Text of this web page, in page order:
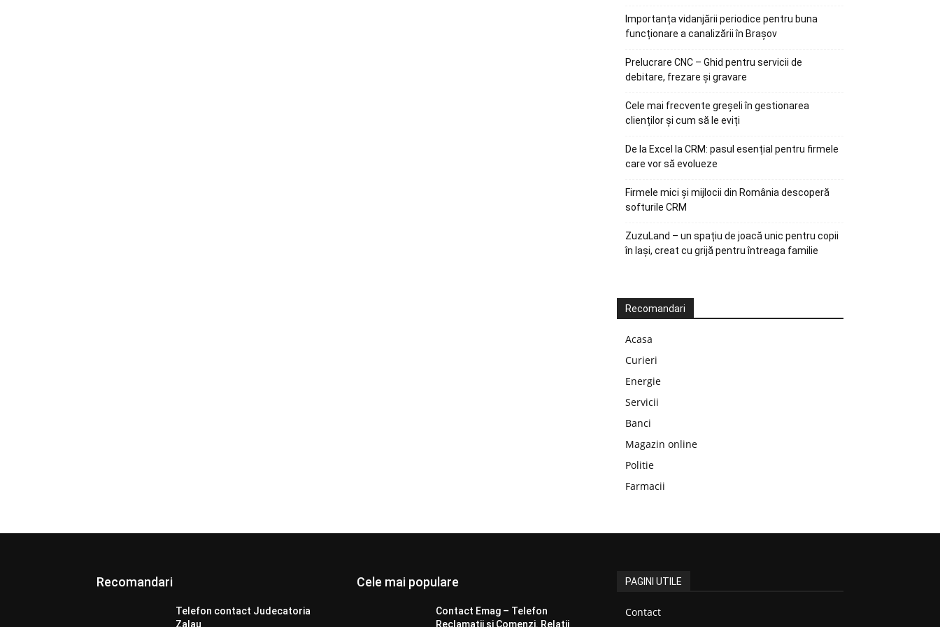
Importanța vidanjării periodice pentru buna
funcționare a canalizării în Brașov
Prelucrare CNC – Ghid pentru servicii de
debitare, frezare și gravare
Cele mai frecvente greșeli în gestionarea
clienților și cum să le eviți
De la Excel la CRM: pasul esențial pentru firmele
care vor să evolueze
Firmele mici și mijlocii din România descoperă
softurile CRM
ZuzuLand – un spațiu de joacă unic pentru copii
în Iași, creat cu grijă pentru întreaga familie
Recomandari
Acasa
Curieri
Energie
Servicii
Banci
Magazin online
Politie
Farmacii
Recomandari
Telefon contact Judecatoria
Zalau
Cele mai populare
Contact Emag – Telefon
Reclamatii si Comenzi. Relatii
PAGINI UTILE
Contact